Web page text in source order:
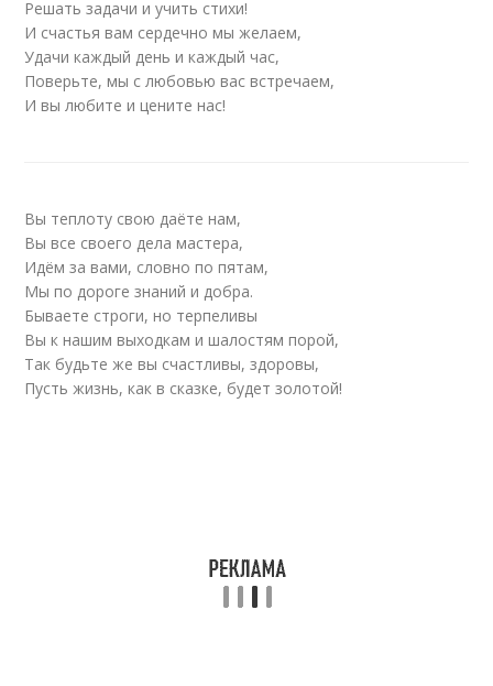
Решать задачи и учить стихи!
И счастья вам сердечно мы желаем,
Удачи каждый день и каждый час,
Поверьте, мы с любовью вас встречаем,
И вы любите и цените нас!
Вы теплоту свою даёте нам,
Вы все своего дела мастера,
Идём за вами, словно по пятам,
Мы по дороге знаний и добра.
Бываете строги, но терпеливы
Вы к нашим выходкам и шалостям порой,
Так будьте же вы счастливы, здоровы,
Пусть жизнь, как в сказке, будет золотой!